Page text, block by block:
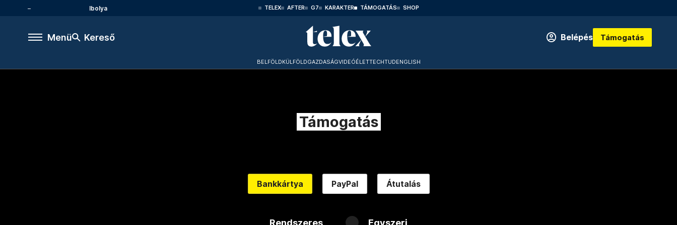
Ibolya TELEX AFTER G7 KARAKTER TÁMOGATÁS SHOP
Menü Kereső Belépés Támogatás
BELFÖLDKÜLFÖLDGAZDASÁGVIDEÓÉLETTECHTUDENGLISH
Támogatás
Bankkártya PayPal Átutalás
Rendszeres Egyszeri